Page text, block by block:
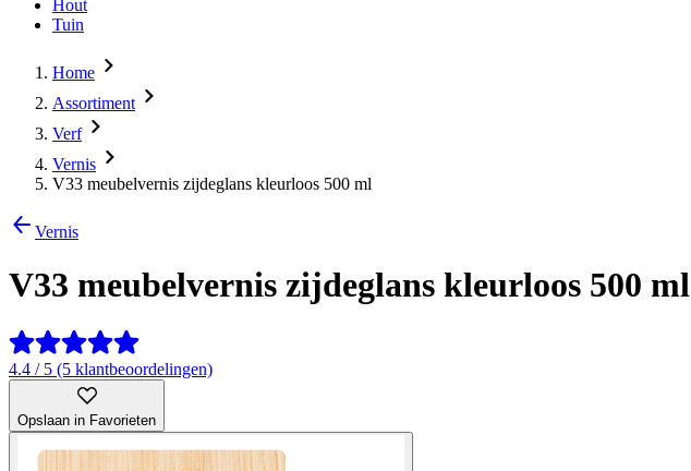
Hout
Tuin
Home
Assortiment
Verf
Vernis
V33 meubelvernis zijdeglans kleurloos 500 ml
Vernis
V33 meubelvernis zijdeglans kleurloos 500 ml
4.4 / 5 (5 klantbeoordelingen)
Opslaan in Favorieten